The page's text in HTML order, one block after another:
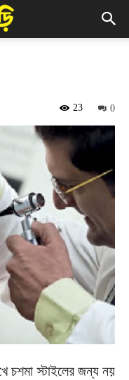
0
23
চশমা স্টাইলের জন্য নয়